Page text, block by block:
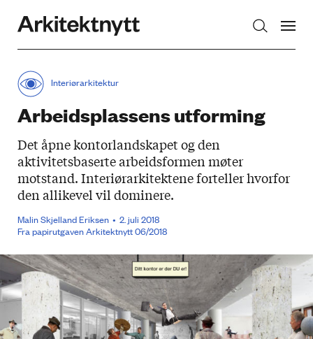
Interiørarkitektur
Arbeidsplassens utforming
Det åpne kontorlandskapet og den
aktivitetsbaserte arbeidsformen møter
motstand. Interiørarkitektene forteller hvorfor
den allikevel vil dominere.
Malin Skjelland Eriksen
2. juli 2018
Fra papirutgaven Arkitektnytt 06/2018